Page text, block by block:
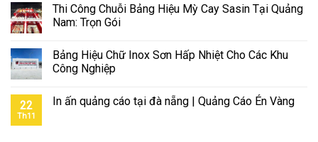
Thi Công Chuỗi Bảng Hiệu Mỳ Cay Sasin Tại Quảng
Nam: Trọn Gói
Bảng Hiệu Chữ Inox Sơn Hấp Nhiệt Cho Các Khu
Công Nghiệp
22
Th11
In ấn quảng cáo tại đà nẵng | Quảng Cáo Én Vàng